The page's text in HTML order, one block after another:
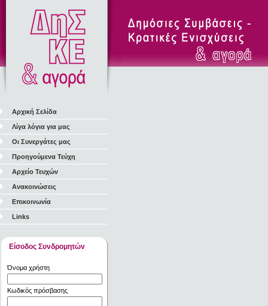
Αρχική Σελίδα
Λίγα λόγια για μας
Οι Συνεργάτες μας
Προηγούμενα Τεύχη
Αρχείο Τευχών
Ανακοινώσεις
Επικοινωνία
Links
Είσοδος Συνδρομητών
Όνομα χρήστη
Κωδικός πρόσβασης